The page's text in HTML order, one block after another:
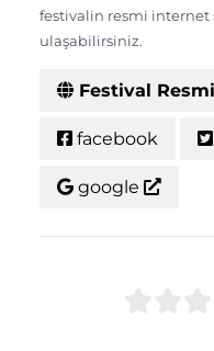
festivalin resmi internet
ulaşabilirsiniz.
Festival
facebook
google